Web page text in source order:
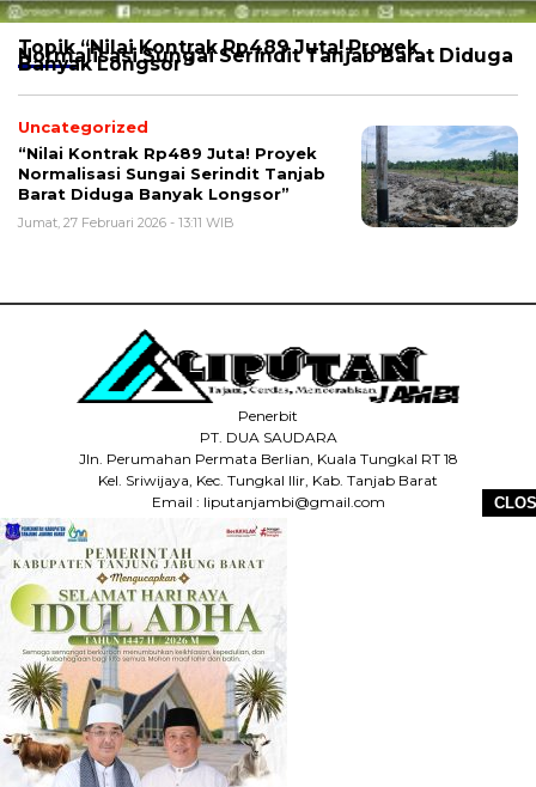
Topik “Nilai Kontrak Rp489 Juta! Proyek
Normalisasi Sungai Serindit Tanjab Barat Diduga
Banyak Longsor”
Uncategorized
“Nilai Kontrak Rp489 Juta! Proyek
Normalisasi Sungai Serindit Tanjab
Barat Diduga Banyak Longsor”
Jumat, 27 Februari 2026 - 13:11 WIB
Penerbit
PT. DUA SAUDARA
Jln. Perumahan Permata Berlian, Kuala Tungkal RT 18
Kel. Sriwijaya, Kec. Tungkal Ilir, Kab. Tanjab Barat
Email : liputanjambi@gmail.com
HP +62 831-5083-5655
HOME REDAKSI
PEDOMAN MEDIA SIBER
DISCLAIMER
INFO IKLAN
COPYRIGHT © 2026 LIPUTANJAMBI.ID - ALL RIGHTS RESERVED